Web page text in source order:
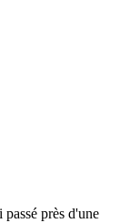
près d'une